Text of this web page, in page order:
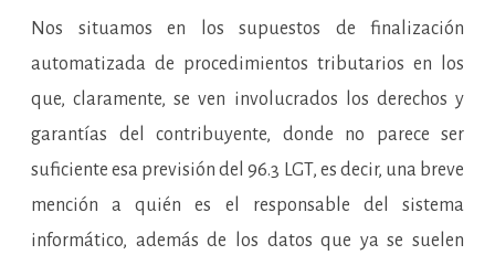
Nos situamos en los supuestos de finalización
automatizada de procedimientos tributarios en los
que, claramente, se ven involucrados los derechos y
garantías del contribuyente, donde no parece ser
suficiente esa previsión del 96.3 LGT, es decir, una breve
mención a quién es el responsable del sistema
informático, además de los datos que ya se suelen